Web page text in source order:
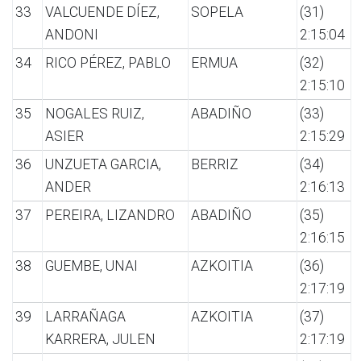
33
VALCUENDE DÍEZ,
ANDONI
SOPELA
(31)
2:15:04
34
RICO PÉREZ, PABLO ERMUA
(32)
2:15:10
35
NOGALES RUIZ,
ASIER
ABADIÑO
(33)
2:15:29
36
UNZUETA GARCIA,
ANDER
BERRIZ
(34)
2:16:13
37
PEREIRA, LIZANDRO ABADIÑO
(35)
2:16:15
38
GUEMBE, UNAI AZKOITIA
(36)
2:17:19
39
LARRAÑAGA
KARRERA, JULEN
AZKOITIA
(37)
2:17:19